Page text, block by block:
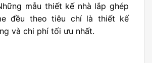
mẫu thiết kế nhà lắp ghép
đều theo tiêu chí là thiết kế
và chi phí tối ưu nhất.